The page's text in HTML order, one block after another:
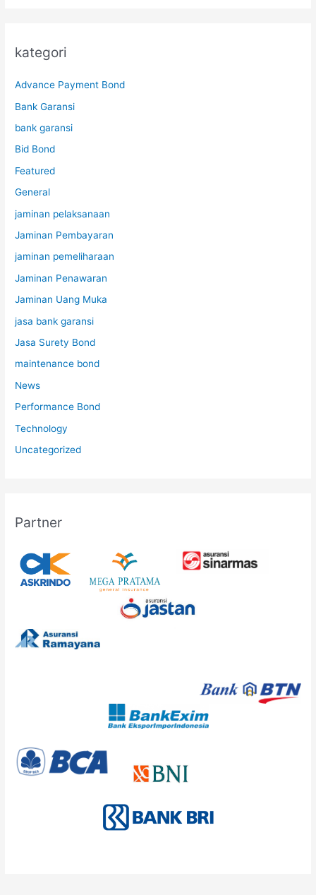
kategori
Advance Payment Bond
Bank Garansi
bank garansi
Bid Bond
Featured
General
jaminan pelaksanaan
Jaminan Pembayaran
jaminan pemeliharaan
Jaminan Penawaran
Jaminan Uang Muka
jasa bank garansi
Jasa Surety Bond
maintenance bond
News
Performance Bond
Technology
Uncategorized
Partner